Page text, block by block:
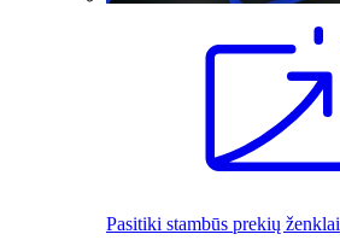
Pasitiki stambūs prekių ženklai